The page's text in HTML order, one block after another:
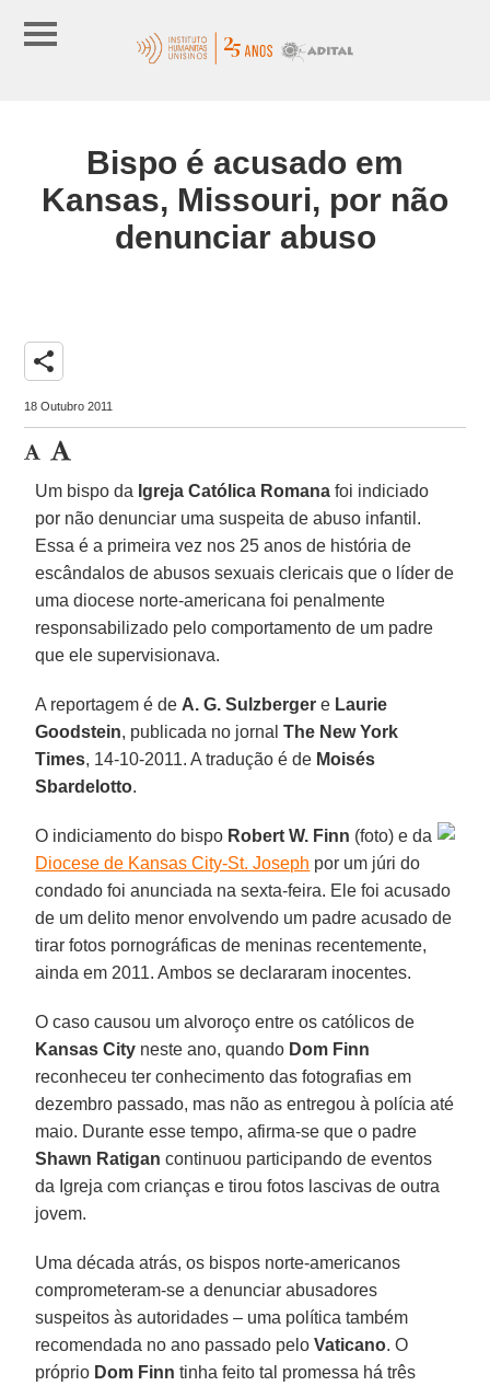
Bispo é acusado em
Kansas, Missouri, por não
denunciar abuso
share
18 Outubro 2011
Um bispo da Igreja Católica Romana foi indiciado
por não denunciar uma suspeita de abuso infantil.
Essa é a primeira vez nos 25 anos de história de
escândalos de abusos sexuais clericais que o líder de
uma diocese norte-americana foi penalmente
responsabilizado pelo comportamento de um padre
que ele supervisionava.
A reportagem é de A. G. Sulzberger e Laurie
Goodstein, publicada no jornalThe New York
Times, 14-10-2011. A tradução é de Moisés
Sbardelotto.
O indiciamento do bispo Robert W. Finn (foto) e da
Diocese de Kansas City-St. Joseph por um júri do
condado foi anunciada na sexta-feira. Ele foi acusado
de um delito menor envolvendo um padre acusado de
tirar fotos pornográficas de meninas recentemente,
ainda em 2011. Ambos se declararam inocentes.
O caso causou um alvoroço entre os católicos de
Kansas City neste ano, quando Dom Finn
reconheceu ter conhecimento das fotografias em
dezembro passado, mas não as entregou à polícia até
maio. Durante esse tempo, afirma-se que o padre
Shawn Ratigan continuou participando de eventos
da Igreja com crianças e tirou fotos lascivas de outra
jovem.
Uma década atrás, os bispos norte-americanos
comprometeram-se a denunciar abusadores
suspeitos às autoridades – uma política também
recomendada no ano passado peloVaticano. O
próprio Dom Finn tinha feito tal promessa há três